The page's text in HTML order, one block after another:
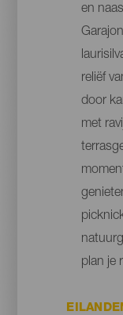
en
reliëf
door
met
plan je